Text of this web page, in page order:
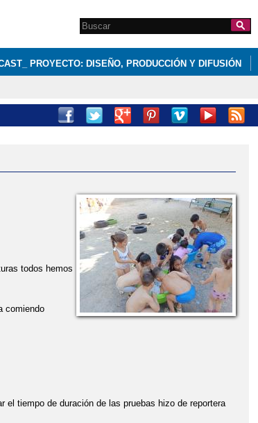
Formulario de
búsqueda
Search this site
PROYECTO: DISEÑO, PRODUCCIÓN Y DIFUSIÓN
todos hemos
comiendo
el tiempo de duración de las pruebas hizo de reportera